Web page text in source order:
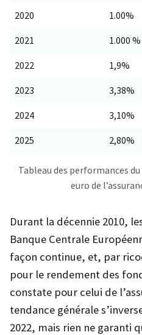
2020 1.00%
2021 1.000 %
2022 1,9%
2023 3,38%
2024 3,10%
2025 2,80%
Tableau des performances
euro de
Durant la décennie 2010,
Banque Centrale
façon continue, et, par
pour le rendement des
constate pour celui de
tendance générale
2022, mais rien ne garanti